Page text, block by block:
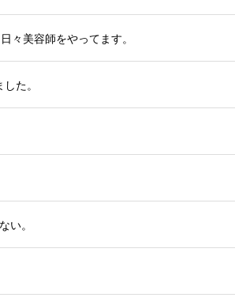
々美容師をやってます。
た。
い。